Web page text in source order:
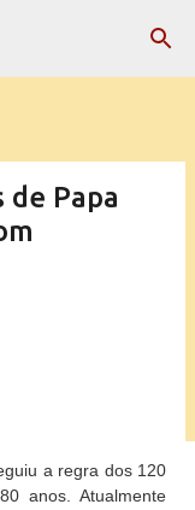
de Papa
a regra dos 120
anos. Atualmente